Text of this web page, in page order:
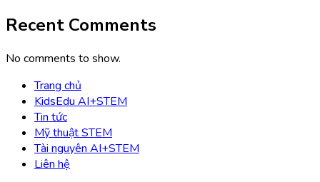
Recent Comments
No comments to show.
Trang chủ
KidsEdu AI+STEM
Tin tức
Mỹ thuật STEM
Tài nguyên AI+STEM
Liên hệ